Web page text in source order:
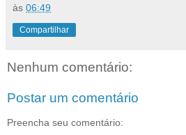
às 06:49
Compartilhar
Nenhum comentário:
Postar um comentário
Preencha seu comentário: